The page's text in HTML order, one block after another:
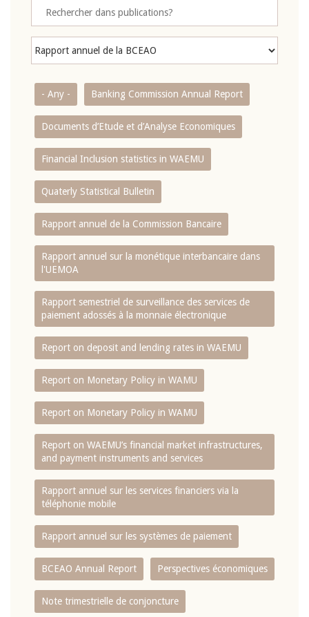
- Any - Banking Commission Annual Report
Documents d’Etude et d’Analyse Economiques
Financial Inclusion statistics in WAEMU
Quaterly Statistical Bulletin
Rapport annuel de la Commission Bancaire
Rapport annuel sur la monétique interbancaire dans
l'UEMOA
Rapport semestriel de surveillance des services de
paiement adossés à la monnaie électronique
Report on deposit and lending rates in WAEMU
Report on Monetary Policy in WAMU
Report on Monetary Policy in WAMU
Report on WAEMU’s financial market infrastructures,
and payment instruments and services
Rapport annuel sur les services financiers via la
téléphonie mobile
Rapport annuel sur les systèmes de paiement
BCEAO Annual Report Perspectives économiques
Note trimestrielle de conjoncture